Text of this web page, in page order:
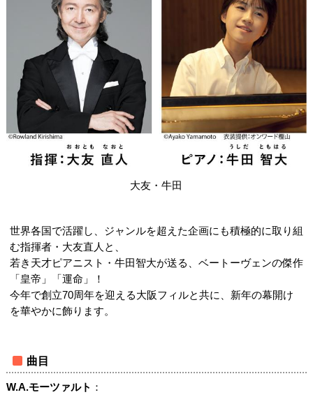
大友・牛田
世界各国で活躍し、ジャンルを超えた企画にも積極的に取り組
む指揮者・大友直人と、
若き天才ピアニスト・牛田智大が送る、ベートーヴェンの傑作
「皇帝」「運命」！
今年で創立70周年を迎える大阪フィルと共に、新年の幕開け
を華やかに飾ります。
曲目
W.A.モーツァルト ：